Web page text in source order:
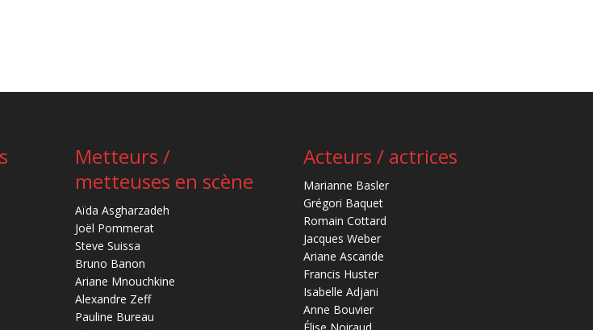
Metteurs /
metteuses en scène
Aïda Asgharzadeh
Joël Pommerat
Steve Suissa
Bruno Banon
Ariane Mnouchkine
Alexandre Zeff
Pauline Bureau
Acteurs / actrices
Marianne Basler
Grégori Baquet
Romain Cottard
Jacques Weber
Ariane Ascaride
Francis Huster
Isabelle Adjani
Anne Bouvier